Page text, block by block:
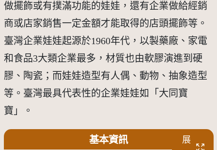
做擺飾或有撲滿功能的娃娃，還有企業做給經銷
商或店家銷售一定金額才能取得的店頭擺飾等。
臺灣企業娃娃起源於1960年代，以製藥廠、家電
和食品3大類企業最多，材質也由軟膠演進到硬
膠、陶瓷；而娃娃造型有人偶、動物、抽象造型
等。臺灣最具代表性的企業娃娃如「大同寶
寶」。
基本資訊
展